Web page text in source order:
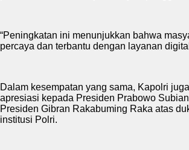
“Peningkatan ini menunjukkan bahwa
percaya dan terbantu dengan layanan
Dalam kesempatan yang sama, Kapolri
apresiasi kepada Presiden Prabowo
Presiden Gibran Rakabuming Raka atas
institusi Polri.